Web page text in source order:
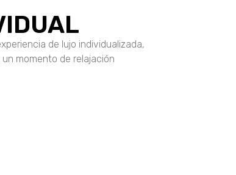
de lujo individualizada,
momento de relajación